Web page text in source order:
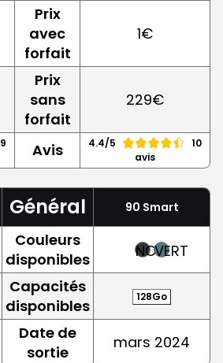
Prix
avec
forfait
1€
Prix
sans
forfait
229€
9
Avis 4.4/5
10
avis
Général 90 Smart
Couleurs
disponibles
NOIRVERT
Capacités
disponibles
128Go
Date de
sortie
mars 2024